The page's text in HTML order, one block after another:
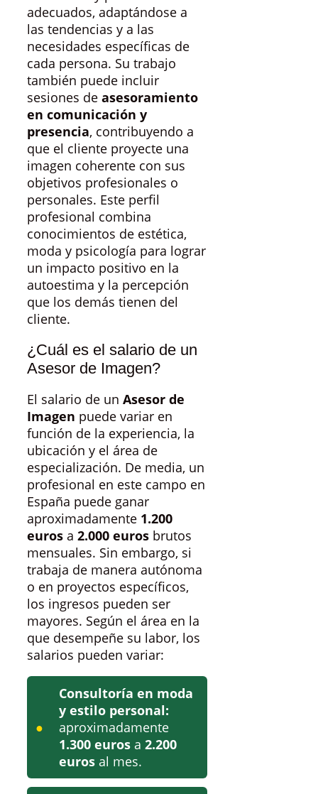
adecuados, adaptándose a
las tendencias y a las
necesidades específicas de
cada persona. Su trabajo
también puede incluir
sesiones de asesoramiento
en comunicación y
presencia, contribuyendo a
que el cliente proyecte una
imagen coherente con sus
objetivos profesionales o
personales. Este perfil
profesional combina
conocimientos de estética,
moda y psicología para lograr
un impacto positivo en la
autoestima y la percepción
que los demás tienen del
cliente.
¿Cuál es el salario de un
Asesor de Imagen?
El salario de un Asesor de
Imagen puede variar en
función de la experiencia, la
ubicación y el área de
especialización. De media, un
profesional en este campo en
España puede ganar
aproximadamente 1.200
euros a 2.000 euros brutos
mensuales. Sin embargo, si
trabaja de manera autónoma
o en proyectos específicos,
los ingresos pueden ser
mayores. Según el área en la
que desempeñe su labor, los
salarios pueden variar:
Consultoría en moda
y estilo personal:
aproximadamente
1.300 euros a 2.200
euros al mes.